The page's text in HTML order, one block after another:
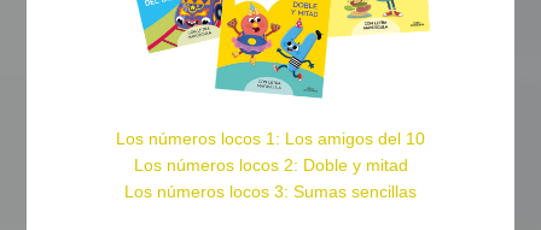
Los números locos 1: Los amigos del 10
Los números locos 2: Doble y mitad
Los números locos 3: Sumas sencillas